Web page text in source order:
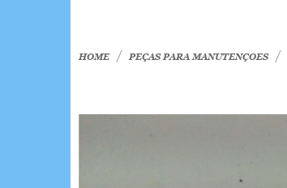
HOME PEÇAS PARA MANUTENÇOES